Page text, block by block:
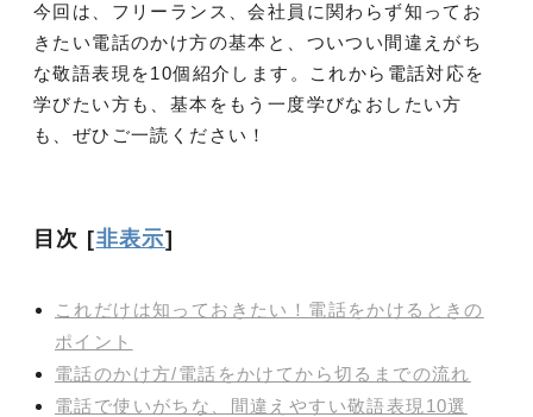
今回は、フリーランス、会社員に関わらず知ってお
きたい電話のかけ方の基本と、ついつい間違えがち
な敬語表現を10個紹介します。これから電話対応を
学びたい方も、基本をもう一度学びなおしたい方
も、ぜひご一読ください！
目次 [非表示]
これだけは知っておきたい！電話をかけるときの
ポイント
電話のかけ方/電話をかけてから切るまでの流れ
電話で使いがちな、間違えやすい敬語表現10選